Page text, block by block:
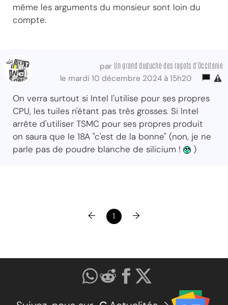
même les arguments du monsieur sont loin du
compte.
par Un grand duduche des ragots d'Occitanie
le mardi 10 décembre 2024 à 15h20
On verra surtout si Intel l'utilise pour ses propres
CPU, les tuiles n'étant pas très grosses. Si Intel
arrête d'utiliser TSMC pour ses propres produit
on saura que le 18A "c'est de la bonne" (non, je ne
parle pas de poudre blanche de silicium !
)
← 1 →